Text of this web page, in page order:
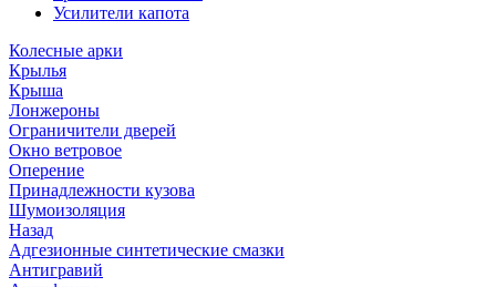
Усилители капота
Колесные арки
Крылья
Крыша
Лонжероны
Ограничители дверей
Окно ветровое
Оперение
Принадлежности кузова
Шумоизоляция
Назад
Адгезионные синтетические смазки
Антигравий